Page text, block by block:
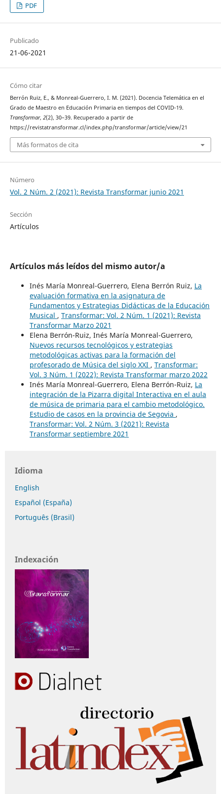
PDF
Publicado
21-06-2021
Cómo citar
Berrón Ruiz, E., & Monreal-Guerrero, I. M. (2021). Docencia Telemática en el
Grado de Maestro en Educación Primaria en tiempos del COVID-19.
Transformar, 2(2), 30–39. Recuperado a partir de
https://revistatransformar.cl/index.php/transformar/article/view/21
Más formatos de cita
Número
Vol. 2 Núm. 2 (2021): Revista Transformar junio 2021
Sección
Artículos
Artículos más leídos del mismo autor/a
Inés María Monreal-Guerrero, Elena Berrón Ruiz, La
evaluación formativa en la asignatura de
Fundamentos y Estrategias Didácticas de la Educación
Musical , Transformar: Vol. 2 Núm. 1 (2021): Revista
Transformar Marzo 2021
Elena Berrón-Ruiz, Inés María Monreal-Guerrero,
Nuevos recursos tecnológicos y estrategias
metodológicas activas para la formación del
profesorado de Música del siglo XXI , Transformar:
Vol. 3 Núm. 1 (2022): Revista Transformar marzo 2022
Inés María Monreal-Guerrero, Elena Berrón-Ruiz, La
integración de la Pizarra digital Interactiva en el aula
de música de primaria para el cambio metodológico.
Estudio de casos en la provincia de Segovia ,
Transformar: Vol. 2 Núm. 3 (2021): Revista
Transformar septiembre 2021
Idioma
English
Español (España)
Português (Brasil)
Indexación